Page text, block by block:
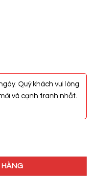
Quý khách vui lòng
và cạnh tranh nhất.
HÀNG